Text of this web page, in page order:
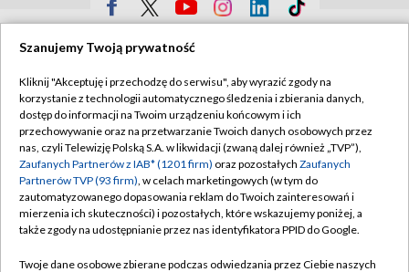
Sklep TVP
Biuro Reklamy
Oferta Handlowa
Telegazeta ogłoszenia
Emisja w TVP
Polityka prywatności
Moje zgody
Biuro reklamy
Kontakt
Szanujemy Twoją prywatność
Kliknij "Akceptuję i przechodzę do serwisu", aby wyrazić zgody na
korzystanie z technologii automatycznego śledzenia i zbierania danych,
dostęp do informacji na Twoim urządzeniu końcowym i ich
przechowywanie oraz na przetwarzanie Twoich danych osobowych przez
nas, czyli Telewizję Polską S.A. w likwidacji (zwaną dalej również „TVP”),
Zaufanych Partnerów z IAB* (1201 firm) oraz pozostałych Zaufanych
Partnerów TVP (93 firm), w celach marketingowych (w tym do
zautomatyzowanego dopasowania reklam do Twoich zainteresowań i
mierzenia ich skuteczności) i pozostałych, które wskazujemy poniżej, a
także zgody na udostępnianie przez nas identyfikatora PPID do Google.
Twoje dane osobowe zbierane podczas odwiedzania przez Ciebie naszych